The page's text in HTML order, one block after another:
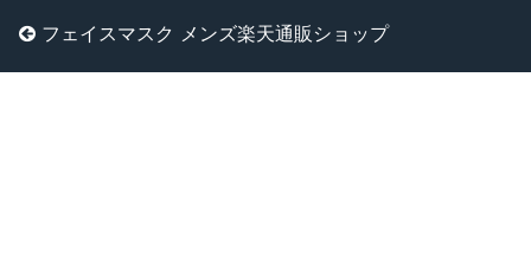
フェイスマスク メンズ楽天通販ショップ